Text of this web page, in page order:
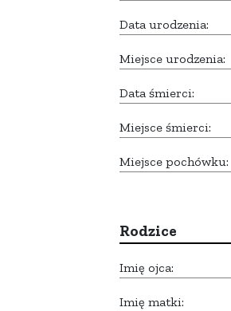
Data urodzenia:
Miejsce urodzenia:
Data śmierci:
Miejsce śmierci:
Miejsce pochówku:
Rodzice
Imię ojca:
Imię matki: